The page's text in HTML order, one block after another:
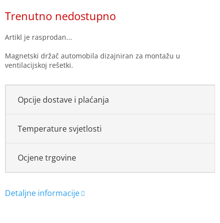
price:
Trenutno nedostupno
Magnetski držač automobila dizajniran za montažu u
ventilacijskoj rešetki.
Opcije dostave i plaćanja
Temperature svjetlosti
Ocjene trgovine